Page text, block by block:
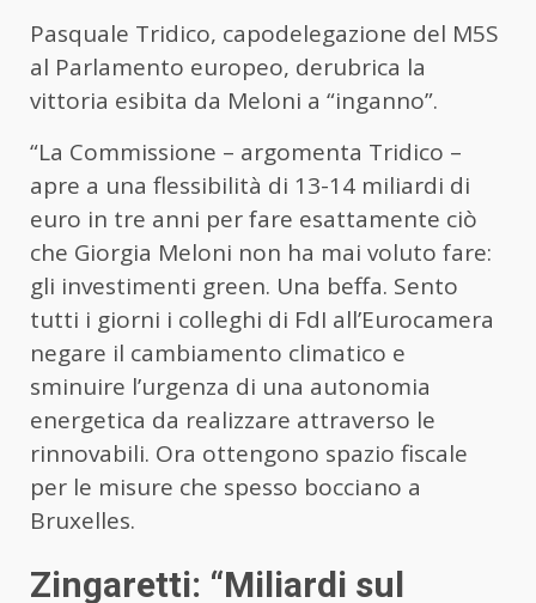
Pasquale Tridico, capodelegazione del M5S
al Parlamento europeo, derubrica la
vittoria esibita da Meloni a “inganno”.
“La Commissione – argomenta Tridico –
apre a una flessibilità di 13-14 miliardi di
euro in tre anni per fare esattamente ciò
che Giorgia Meloni non ha mai voluto fare:
gli investimenti green. Una beffa. Sento
tutti i giorni i colleghi di FdI all’Eurocamera
negare il cambiamento climatico e
sminuire l’urgenza di una autonomia
energetica da realizzare attraverso le
rinnovabili. Ora ottengono spazio fiscale
per le misure che spesso bocciano a
Bruxelles.
Zingaretti: “Miliardi sul